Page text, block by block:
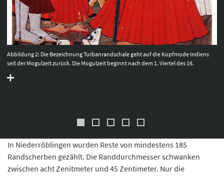
Abbildung 2: Die Bezeichnung Turbanrandschale geht auf die Kopfmode Indiens
seit der Mogulzeit zurück. Die Mogulzeit beginnt nach dem 1. Viertel des 16.
britischen Herrschaft über Indien. Turbane werden seit dem 16. Jahrhundert bis
In Niederröblingen wurden Reste von mindestens 185
Randscherben gezählt. Die Randdurchmesser schwanken
zwischen acht Zenitmeter und 45 Zentimeter. Nur die